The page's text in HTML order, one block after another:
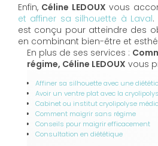
Enfin, Céline LEDOUX vous
et affiner sa silhouette à Laval.
est conçu pour atteindre des
en combinant bien-être et
En plus de ses services :
régime, Céline LEDOUX vous
Affiner sa silhouette avec une
Avoir un ventre plat avec la
Cabinet ou institut cryolipolyse
Comment maigrir sans régime
Conseils pour maigrir efficacement
Consultation en diététique